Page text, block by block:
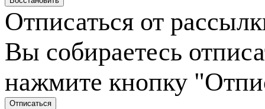
Отписаться от
Вы собираетесь
нажмите кнопку